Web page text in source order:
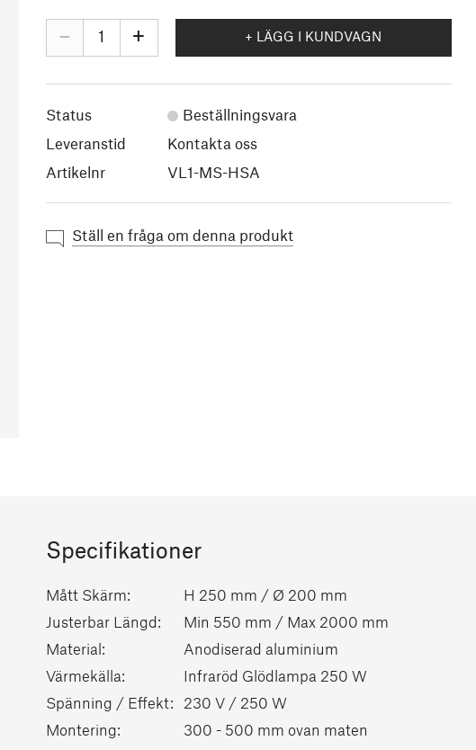
– + + LÄGG I KUNDVAGN
Status
Beställningsvara
Leveranstid
Kontakta oss
Artikelnr
VL1-MS-HSA
Ställ en fråga om denna produkt
Specifikationer
Mått Skärm:
H 250 mm / Ø 200 mm
Justerbar Längd:
Min 550 mm / Max 2000 mm
Material:
Anodiserad aluminium
Värmekälla:
Infraröd Glödlampa 250 W
Spänning / Effekt:
230 V / 250 W
Montering:
300 - 500 mm ovan maten